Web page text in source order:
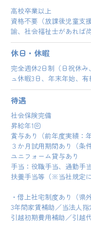
高校卒業以上
資格不要（放課後児童支
諭、社会福祉士があれば尚
休日・休暇
完全週休2日制（日祝休
ュ休暇3日、年末年始、有
待遇
社会保険完備
昇給年1回
賞与あり（前年度実績：
３か月試用期間あり（条
ユニフォーム貸与あり
手当：役職手当、通勤手
扶養手当等（※当社規定に
・借上社宅制度あり（県
3年間家賃補助／当法人
引越初期費用補助／引越